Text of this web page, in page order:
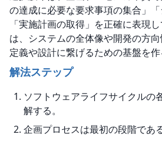
の達成に必要な要求事項の集合」「
「実施計画の取得」を正確に表現
は、システムの全体像や開発の方
定義や設計に繋げるための基盤を作
解法ステップ
ソフトウェアライフサイクルの
解する。
企画プロセスは最初の段階であ